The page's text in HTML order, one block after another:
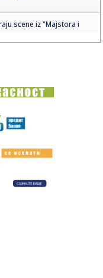
scene iz "Majstora i
Vlasnici ostavljali
zakonom
upoznali bila sam vjerena
bazene i ne zalivajte